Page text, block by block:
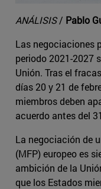
ANÁLISIS/ Pablo
Las negociaciones
periodo 2021-2027
Unión. Tras el
días 20 y 21 de
miembros deben
acuerdo antes del
La negociación de
(MFP) europeo es
ambición de la
que los Estados